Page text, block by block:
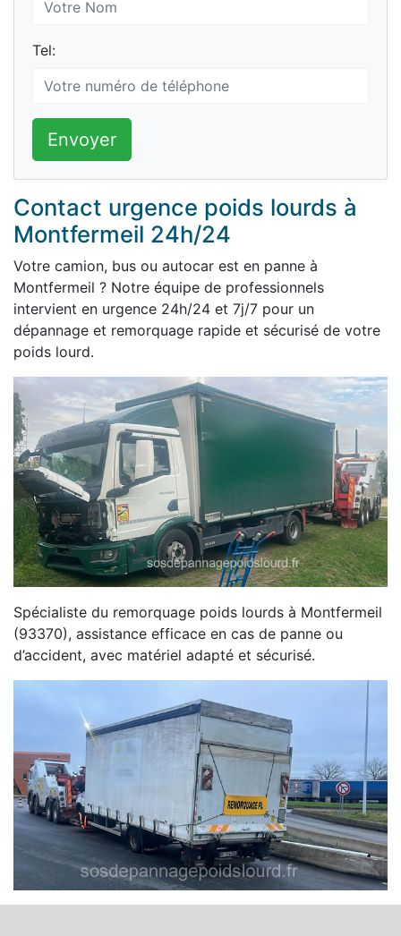
Tel:
Envoyer
Contact urgence poids lourds à
Montfermeil 24h/24
Votre camion, bus ou autocar est en panne à
Montfermeil ? Notre équipe de professionnels
intervient en urgence 24h/24 et 7j/7 pour un
dépannage et remorquage rapide et sécurisé de votre
poids lourd.
Spécialiste du remorquage poids lourds à Montfermeil
(93370), assistance efficace en cas de panne ou
d’accident, avec matériel adapté et sécurisé.